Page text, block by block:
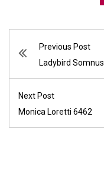
Previous Post
Ladybird Somnus
Next Post
Monica Loretti 6462